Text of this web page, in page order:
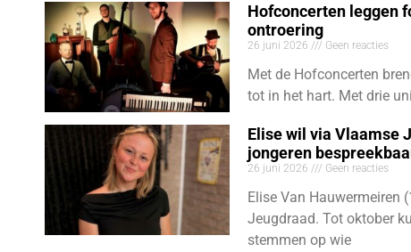
Hofconcerten leggen
ontroering
26 juni 2026 Geen reacties
Met de Hofconcerten
tot in het hart. Met drie
Elise wil via Vlaamse
jongeren
26 juni 2026 Geen reacties
Elise Van Hauwermeiren
Jeugdraad. Tot oktober
stemmen op wie